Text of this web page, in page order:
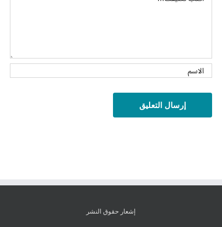
إشعار حقوق النشر